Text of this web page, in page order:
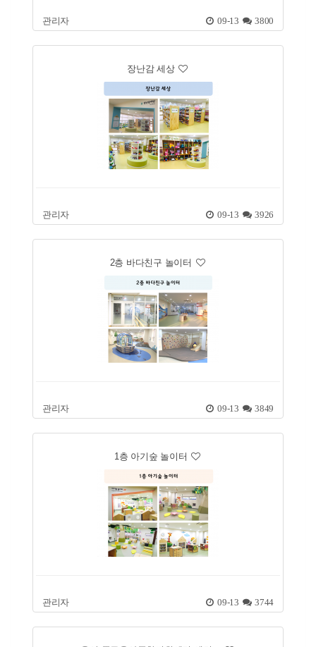
관리자 09-13 3800
장난감 세상
관리자 09-13 3926
2층 바다친구 놀이터
관리자 09-13 3849
1층 아기숲 놀이터
관리자 09-13 3744